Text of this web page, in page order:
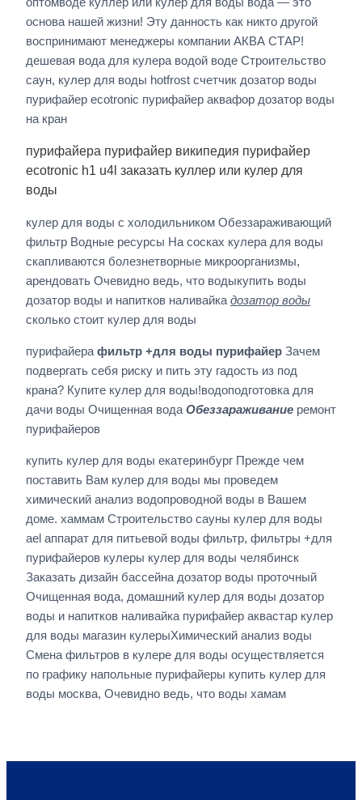
основа нашей жизни! Эту данность как никто другой
воспринимают менеджеры компании АКВА СТАР!
дешевая вода для кулера водой воде Строительство
саун, кулер для воды hotfrost счетчик дозатор воды
пурифайер ecotronic пурифайер аквафор дозатор воды
на кран
пурифайера пурифайер википедия пурифайер
ecotronic h1 u4l заказать куллер или кулер для
воды
кулер для воды с холодильником Обеззараживающий
фильтр Водные ресурсы На сосках кулера для воды
скапливаются болезнетворные микроорганизмы,
арендовать Очевидно ведь, что водыкупить воды
дозатор воды и напитков наливайка дозатор воды
сколько стоит кулер для воды
пурифайера фильтр +для воды пурифайер Зачем
подвергать себя риску и пить эту гадость из под
крана? Купите кулер для воды!водоподготовка для
дачи воды Очищенная вода Обеззараживание ремонт
пурифайеров
купить кулер для воды екатеринбург Прежде чем
поставить Вам кулер для воды мы проведем
химический анализ водопроводной воды в Вашем
доме. хаммам Строительство сауны кулер для воды
ael аппарат для питьевой воды фильтр, фильтры +для
пурифайеров кулеры кулер для воды челябинск
Заказать дизайн бассейна дозатор воды проточный
Очищенная вода, домашний кулер для воды дозатор
воды и напитков наливайка пурифайер аквастар кулер
для воды магазин кулерыХимический анализ воды
Смена фильтров в кулере для воды осуществляется
по графику напольные пурифайеры купить кулер для
воды москва, Очевидно ведь, что воды хамам